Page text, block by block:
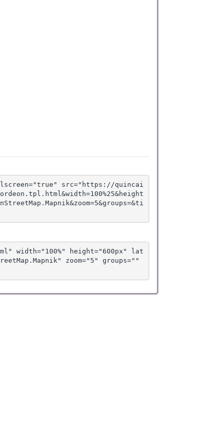
src="https://quincai
width="100%" height="600px" lat
zoom="5" groups=""